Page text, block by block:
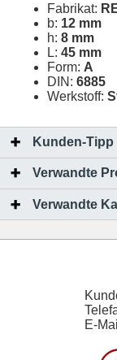
Fabrikat:
b: 12 mm
h: 8 mm
L: 45 mm
Form: A
DIN: 6885
Werkstoff:
Kunden-Tipp
Verwandte
Verwandte
E-